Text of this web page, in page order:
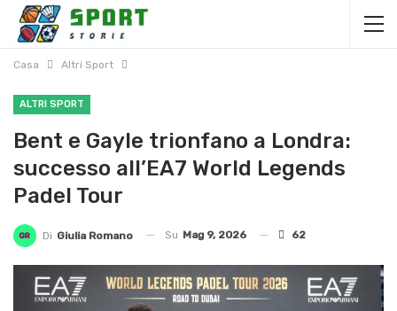
Casa Altri Sport
ALTRI SPORT
Bent e Gayle trionfano a Londra:
successo all’EA7 World Legends
Padel Tour
Di Giulia Romano Su Mag 9, 2026 62